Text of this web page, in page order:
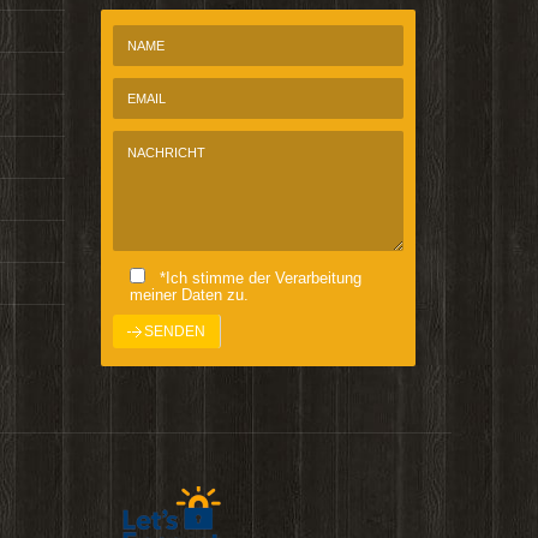
*Ich stimme der Verarbeitung
meiner Daten zu.